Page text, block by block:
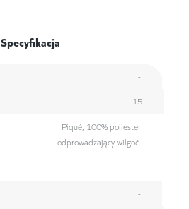
Specyfikacja
-
15
Piqué, 100% poliester
odprowadzający wilgoć.
-
-